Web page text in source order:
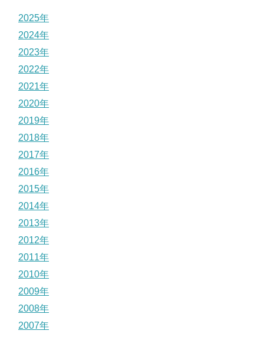
2025年
2024年
2023年
2022年
2021年
2020年
2019年
2018年
2017年
2016年
2015年
2014年
2013年
2012年
2011年
2010年
2009年
2008年
2007年